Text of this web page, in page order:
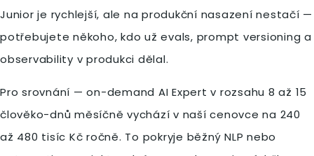
Junior je rychlejší, ale na produkční nasazení nestačí —
potřebujete někoho, kdo už evals, prompt versioning a
observability v produkci dělal.
Pro srovnání — on-demand AI Expert v rozsahu 8 až 15
člověko-dnů měsíčně vychází v naší cenovce na 240
až 480 tisíc Kč ročně. To pokryje běžný NLP nebo